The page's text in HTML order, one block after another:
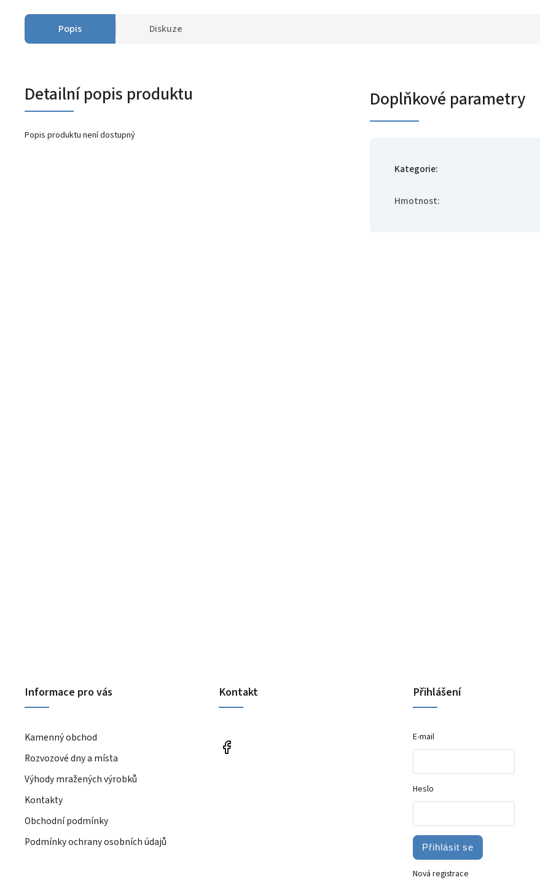
Popis Diskuze
Detailní popis produktu
Popis produktu není dostupný
Doplňkové parametry
Kategorie:
Hmotnost:
Informace pro vás
Kamenný obchod
Rozvozové dny a místa
Výhody mražených výrobků
Kontakty
Obchodní podmínky
Podmínky ochrany osobních údajů
Kontakt Přihlášení
E-mail
Heslo
Přihlásit se
Nová registrace